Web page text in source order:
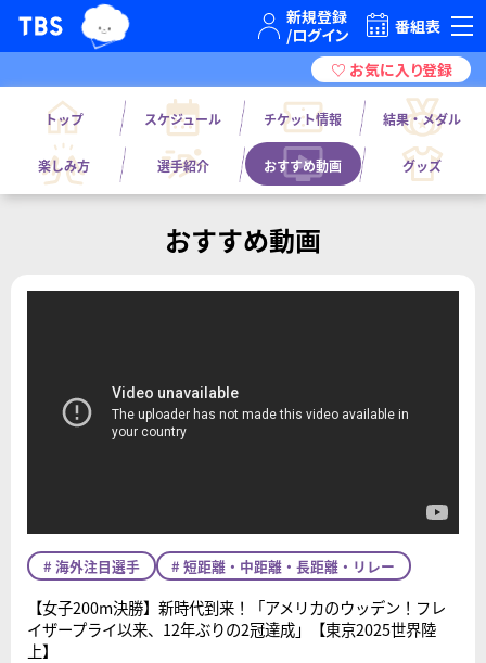
TBSテレビ｜ときめくときを。
TBSグループキャラクター『ワクティ』番組表
トップ スケジュール チケット情報 結果・メダル
楽しみ方 選手紹介 おすすめ動画 グッズ
おすすめ動画
# 海外注目選手 # 短距離・中距離・長距離・リレー
【女子200m決勝】新時代到来！「アメリカのウッデン！フレ
イザープライ以来、12年ぶりの2冠達成」【東京2025世界陸
上】